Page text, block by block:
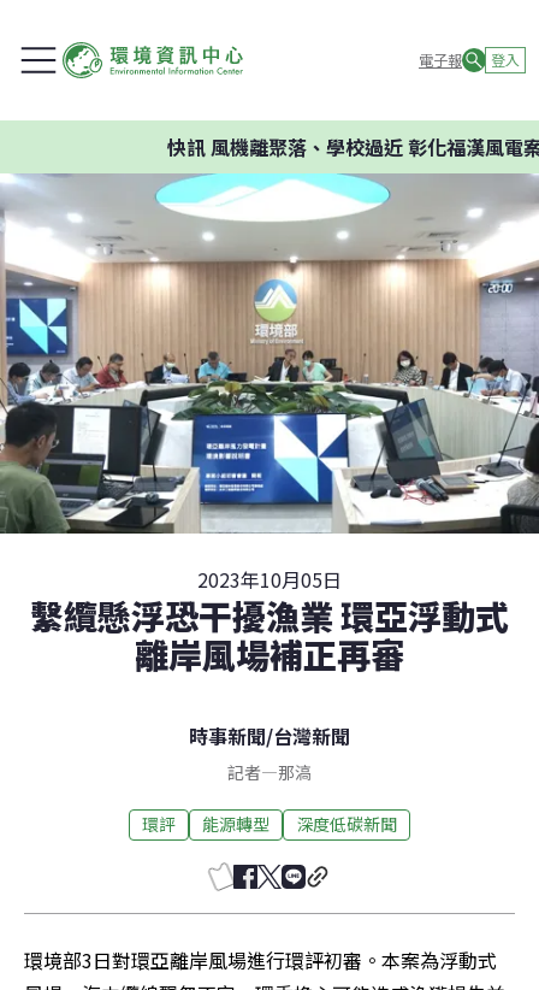
電子報 登入
風機離聚落、學校過近 彰化福漢風電案環委
2023年10月05日
繫纜懸浮恐干擾漁業 環亞浮動式
離岸風場補正再審
時事新聞/台灣新聞
記者—那滈
環評 能源轉型 深度低碳新聞
環境部3日對環亞離岸風場進行環評初審。本案為浮動式